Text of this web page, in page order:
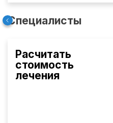
Специалисты
Расчитать
стоимость
лечения